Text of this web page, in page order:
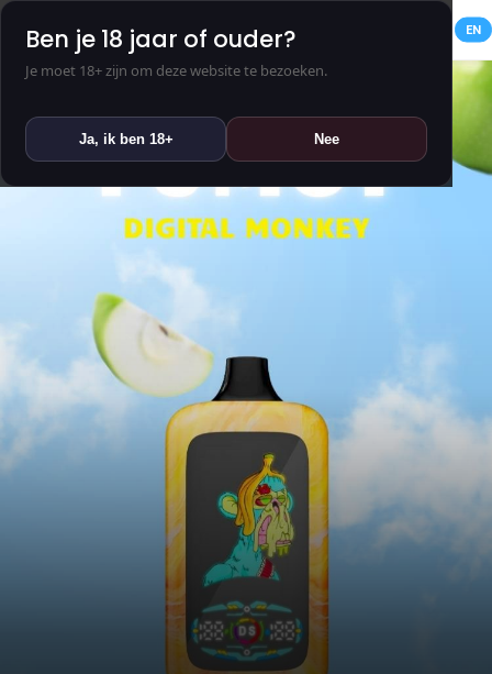
Ben je 18 jaar of ouder?
Je moet 18+ zijn om deze website te bezoeken.
Ja, ik ben 18+ Nee
EN